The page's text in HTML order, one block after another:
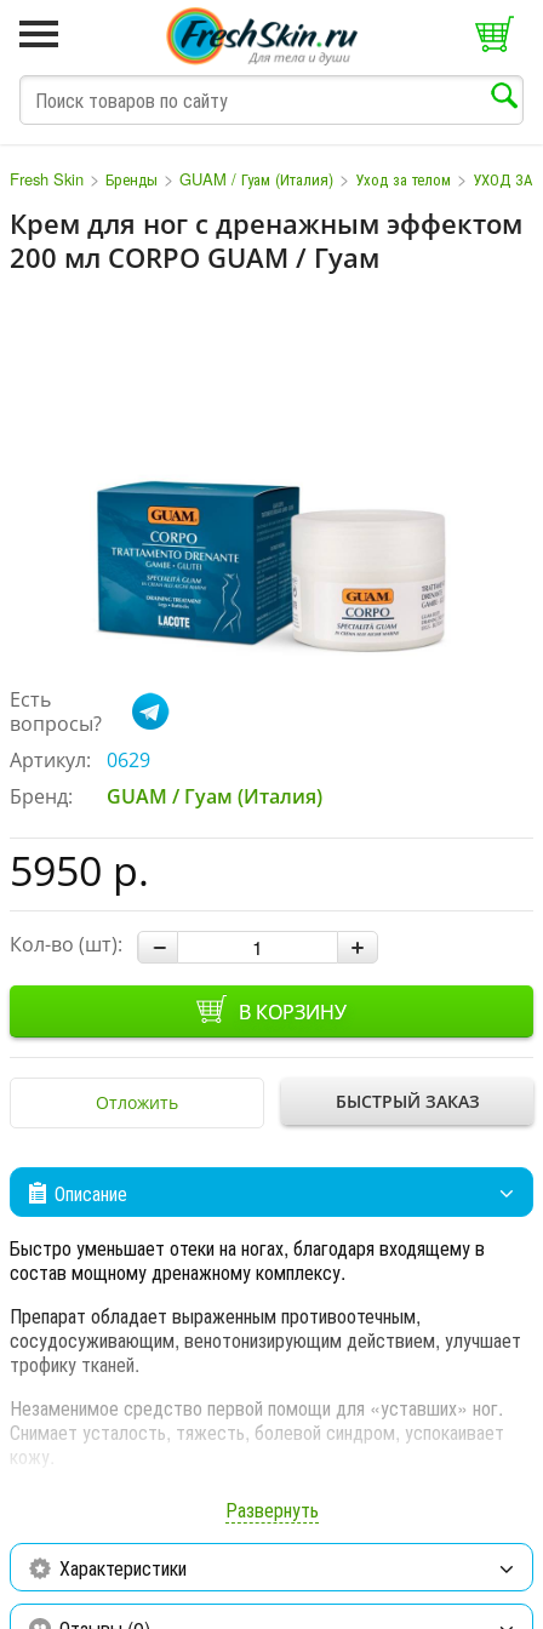
Fresh Skin > Бренды > GUAM / Гуам (Италия) > Уход за телом > УХОД ЗА
Крем для ног с дренажным эффектом
200 мл CORPO GUAM / Гуам
Есть
вопросы?
Артикул:
0629
Бренд:
GUAM / Гуам (Италия)
5950 р.
Кол-во (шт):
В КОРЗИНУ
Отложить БЫСТРЫЙ ЗАКАЗ
Описание
Быстро уменьшает отеки на ногах, благодаря входящему в
состав мощному дренажному комплексу.
Препарат обладает выраженным противоотечным,
сосудосуживающим, венотонизирующим действием, улучшает
трофику тканей.
Незаменимое средство первой помощи для «уставших» ног.
Снимает усталость, тяжесть, болевой синдром, успокаивает
кожу.
Антиоксидантный комплекс Pepha-Tight в составе крема
блокирует активность свободных радикалов, омолаживая кожу.
Комплекс Pepha-Tight представляет собой ПОЛИСАХАРИДЫ,
выделенные из экстракта микроводоросли
НАННОХЛОРОПСИСА.
Развернуть
Характеристики